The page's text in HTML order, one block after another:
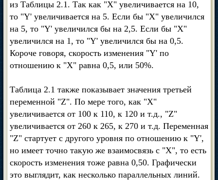
из Таблицы 2.1. Так как "X" увеличивается на 10,
то "Y' увеличивается на 5. Если бы "X" увеличился
на 5, то "Y' увеличился бы на 2,5. Если бы "X"
увеличился на 1, то "Y' увеличился бы на 0,5.
Короче говоря, скорость изменения "Y' по
отношению к "X" равна 0,5, или 50%.
Таблица 2.1 также показывает значения третьей
переменной "Z". По мере того, как "X"
увеличивается от 100 к 110, к 120 и т.д., "Z"
увеличивается от 260 к 265, к 270 и т.д. Переменная
"Z" стартует с другого уровня по отношению к "Y',
но имеет точно такую же взаимосвязь с "X", то есть
скорость изменения тоже равна 0,50. Графически
это выглядит, как несколько параллельных линий.